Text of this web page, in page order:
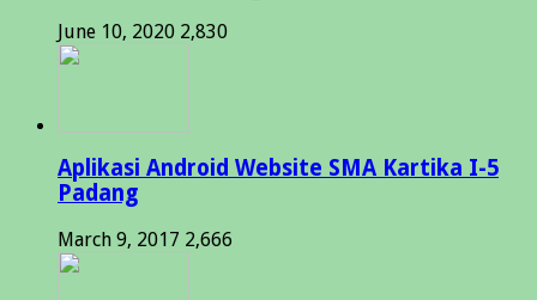
June 10, 2020 2,830
Aplikasi Android Website SMA Kartika I-5
Padang
March 9, 2017 2,666